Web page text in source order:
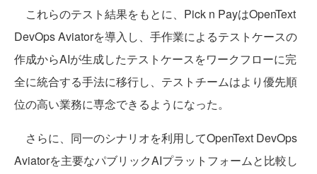
これらのテスト結果をもとに、Pick n PayはOpenText
DevOps Aviatorを導入し、手作業によるテストケースの
作成からAIが生成したテストケースをワークフローに完
全に統合する手法に移行し、テストチームはより優先順
位の高い業務に専念できるようになった。
さらに、同一のシナリオを利用してOpenText DevOps
Aviatorを主要なパブリックAIプラットフォームと比較し